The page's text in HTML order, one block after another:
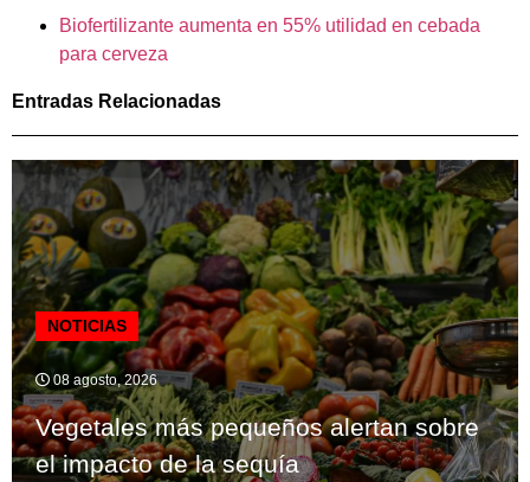
Biofertilizante aumenta en 55% utilidad en cebada
para cerveza
Entradas Relacionadas
NOTICIAS
08 agosto, 2026
Vegetales más pequeños alertan sobre
el impacto de la sequía